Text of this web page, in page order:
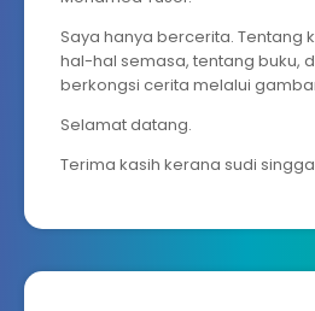
Saya hanya bercerita. Tentang
hal-hal semasa, tentang buku,
berkongsi cerita melalui
Selamat datang.
Terima kasih kerana sudi